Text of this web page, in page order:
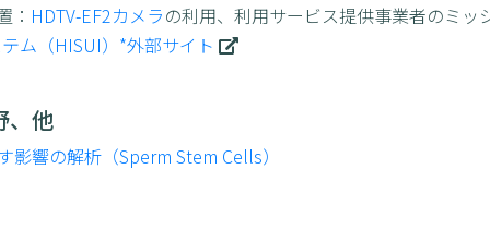
： HDTV-EF2カメラの利用、利用サービス提供事業者のミッ
ム（HISUI）*外部サイト
、他
響の解析（Sperm Stem Cells）